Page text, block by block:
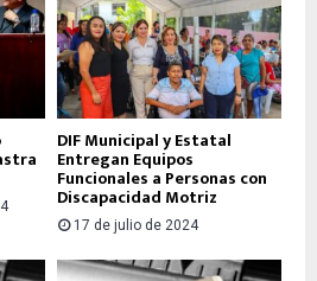
DIF Municipal y Estatal
Entregan Equipos
Funcionales a Personas con
Discapacidad Motriz
17 de julio de 2024